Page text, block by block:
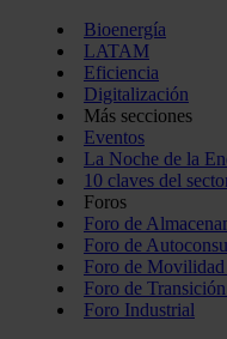
Bioenergía
LATAM
Eficiencia
Digitalización
Más secciones
Eventos
La Noche de la
10 claves del
Foros
Foro de
Foro de
Foro de Movilidad
Foro de
Foro Industrial